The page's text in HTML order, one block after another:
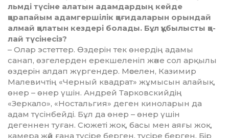
льмді түсіне алатын адамдардың кей­де
қарапайым адамгершілік қа­ғидаларын орындай
алмай қалатын кез­дері болады. Бұл құбылысты қа­
лай түсінесіз?
– Олар эстеттер. Өздерін тек өнер­дің адамы
санап, өзгелерден ерекшеленіп және сол арқылы
өз­дерін алдап жүргендер. Мәселен, Ка­­зимир
Малевичтің «Черный квад­рат» жұмысын алайық,
өнер – өнер үшін. Андрей Тарковскийдің
«Зеркало», «Ностальгия» деген ки­ноларын да
адам түсінбейді. Бұл да өнер – өнер үшін
дегеннен ту­ған. Сюжеті жоқ, басы мен аяғы жоқ,
камера жәй ғана түсіре бер­ген, түсіре берген. Бір